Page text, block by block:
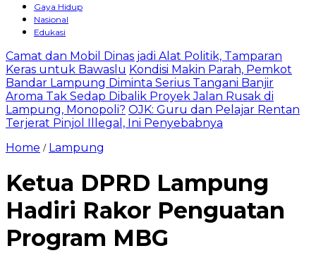
Gaya Hidup
Nasional
Edukasi
Camat dan Mobil Dinas jadi Alat Politik, Tamparan
Keras untuk Bawaslu Kondisi Makin Parah, Pemkot
Bandar Lampung Diminta Serius Tangani Banjir
Aroma Tak Sedap Dibalik Proyek Jalan Rusak di
Lampung, Monopoli? OJK: Guru dan Pelajar Rentan
Terjerat Pinjol Illegal, Ini Penyebabnya
Home / Lampung
Ketua DPRD Lampung
Hadiri Rakor Penguatan
Program MBG